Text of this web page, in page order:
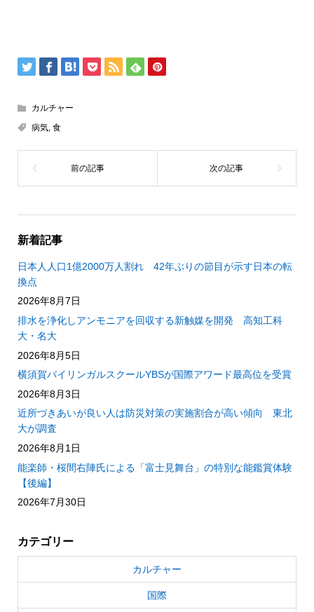
カルチャー
病気, 食
新着記事
日本人人口1億2000万人割れ 42年ぶりの節目が示す日本の転
換点
2026年8月7日
排水を浄化しアンモニアを回収する新触媒を開発 高知工科
大・名大
2026年8月5日
横須賀バイリンガルスクールYBSが国際アワード最高位を受賞
2026年8月3日
近所づきあいが良い人は防災対策の実施割合が高い傾向 東北
大が調査
2026年8月1日
能楽師・桜間右陣氏による「富士見舞台」の特別な能鑑賞体験
【後編】
2026年7月30日
カテゴリー
カルチャー
国際